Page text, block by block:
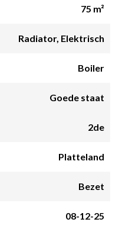
75 m²
Radiator, Elektrisch
Boiler
Goede staat
2de
Platteland
Bezet
08-12-25